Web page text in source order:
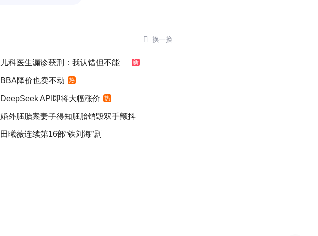
 换一换
儿科医生漏诊获刑：我认错但不能认罪 新
BBA降价也卖不动 热
DeepSeek API即将大幅涨价 热
婚外胚胎案妻子得知胚胎销毁双手颤抖
田曦薇连续第16部“铁刘海”剧